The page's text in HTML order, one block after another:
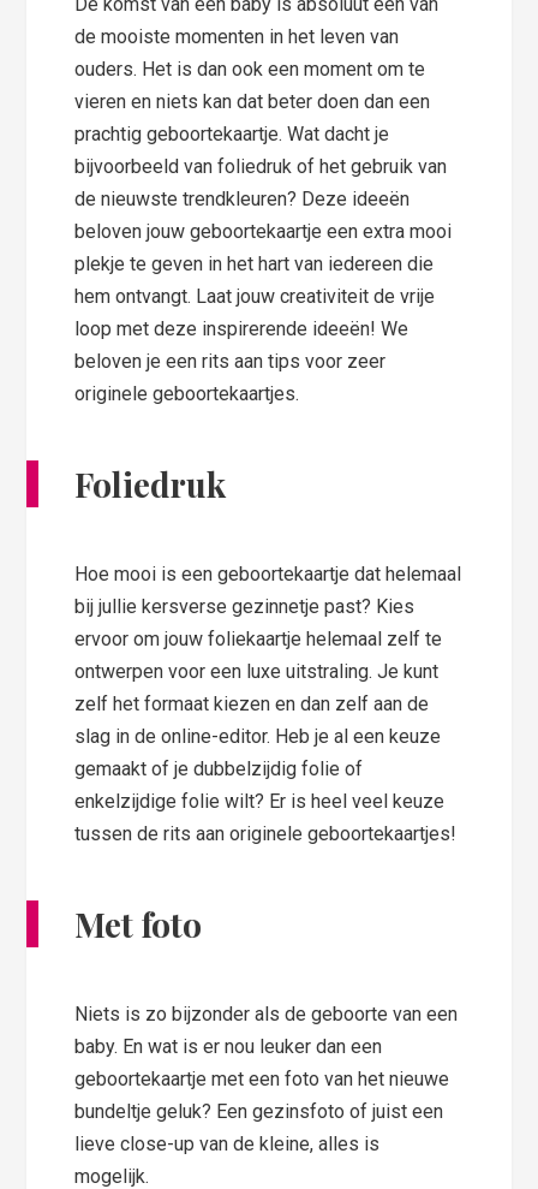
de mooiste momenten in het leven van
ouders. Het is dan ook een moment om te
vieren en niets kan dat beter doen dan een
prachtig geboortekaartje. Wat dacht je
bijvoorbeeld van foliedruk of het gebruik van
de nieuwste trendkleuren? Deze ideeën
beloven jouw geboortekaartje een extra mooi
plekje te geven in het hart van iedereen die
hem ontvangt. Laat jouw creativiteit de vrije
loop met deze inspirerende ideeën! We
beloven je een rits aan tips voor zeer
originele geboortekaartjes.
Foliedruk
Hoe mooi is een geboortekaartje dat helemaal
bij jullie kersverse gezinnetje past? Kies
ervoor om jouw foliekaartje helemaal zelf te
ontwerpen voor een luxe uitstraling. Je kunt
zelf het formaat kiezen en dan zelf aan de
slag in de online-editor. Heb je al een keuze
gemaakt of je dubbelzijdig folie of
enkelzijdige folie wilt? Er is heel veel keuze
tussen de rits aan originele geboortekaartjes!
Met foto
Niets is zo bijzonder als de geboorte van een
baby. En wat is er nou leuker dan een
geboortekaartje met een foto van het nieuwe
bundeltje geluk? Een gezinsfoto of juist een
lieve close-up van de kleine, alles is
mogelijk.